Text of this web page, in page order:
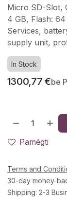
Micro SD-Slot,
4 GB, Flash:
Services,
supply unit,
In Stock
1300,77 €be
Pamėgti
Terms and
30-day money-
Shipping: 2-3